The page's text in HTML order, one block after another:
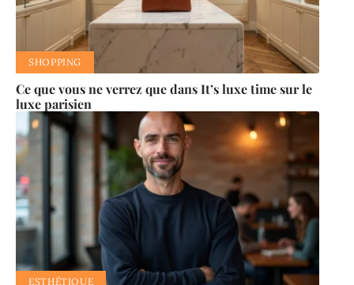
SHOPPING
Ce que vous ne verrez que dans It’s luxe time sur le
luxe parisien
ESTHÉTIQUE